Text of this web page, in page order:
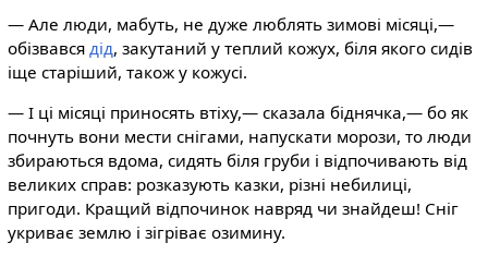
— Але люди, мабуть, не дуже люблять зимові місяці,—
обізвався дід, закутаний у теплий кожух, біля якого сидів
іще старіший, також у кожусі.
— І ці місяці приносять втіху,— сказала біднячка,— бо як
почнуть вони мести снігами, напускати морози, то люди
збираються вдома, сидять біля груби і відпочивають від
великих справ: розказують казки, різні небилиці,
пригоди. Кращий відпочинок навряд чи знайдеш! Сніг
укриває землю і зігріває озимину.